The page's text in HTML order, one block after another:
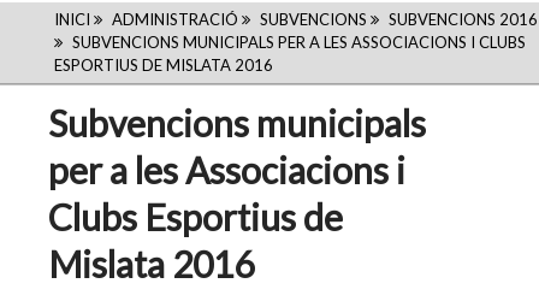
FIL
D'ARIADNA
INICI ADMINISTRACIÓ SUBVENCIONS
SUBVENCIONS 2016
SUBVENCIONS MUNICIPALS PER A LES ASSOCIACIONS I CLUBS
ESPORTIUS DE MISLATA 2016
Subvencions municipals
per a les Associacions i
Clubs Esportius de
Mislata 2016